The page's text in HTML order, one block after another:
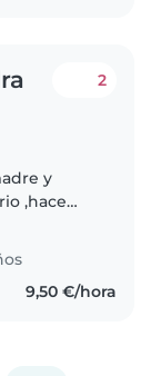
2
y
,hace
padres y
9,50 €/hora